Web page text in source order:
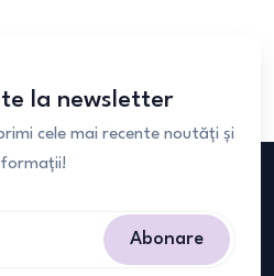
la newsletter
cele mai recente noutăți și
Abonare